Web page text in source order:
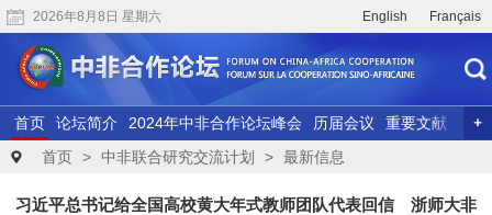
2026年8月8日 星期六 English Français
首页 论坛简介 2024年中非合作论坛峰会 历届会议
重要文献
联合研究
精彩视频
首页 > 中非联合研究交流计划 > 最新信息
习近平总书记给全国高校黄大年式教师团队代表回信 浙师大非